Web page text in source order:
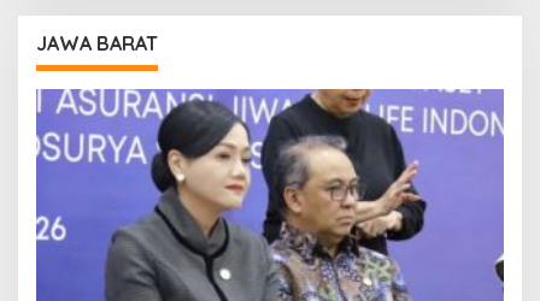
JAWA BARAT